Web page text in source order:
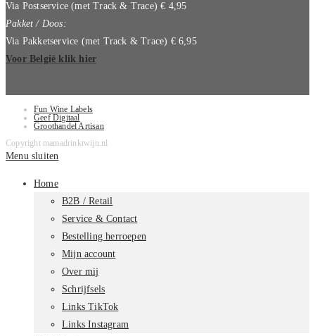
Via Postservice (met Track & Trace) € 4,95
Pakket / Doos:
Via Pakketservice (met Track & Trace) € 6,95
Voor België klik hier
Fun Wine Labels
Geef Digitaal
Groothandel Artisan
Copyright mamadrinktwijn.nl
Menu sluiten
Home
B2B / Retail
Service & Contact
Bestelling herroepen
Mijn account
Over mij
Schrijfsels
Links TikTok
Links Instagram